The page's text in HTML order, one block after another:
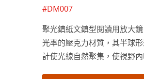
#DM007
聚光鎮紙文鎮型閱讀用放大
光率的壓克力材質，其半球
計使光線自然聚集，使視野內